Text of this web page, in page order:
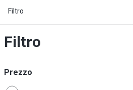
Filtro
Filtro
Prezzo